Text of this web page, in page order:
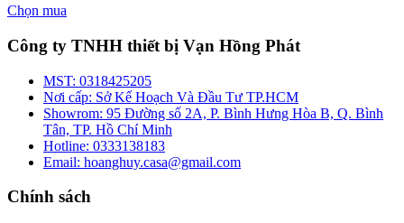
Chọn mua
Công ty TNHH thiết bị Vạn Hồng Phát
MST: 0318425205
Nơi cấp: Sở Kế Hoạch Và Đầu Tư TP.HCM
Showrom: 95 Đường số 2A, P. Bình Hưng Hòa B, Q. Bình
Tân, TP. Hồ Chí Minh
Hotline: 0333138183
Email: hoanghuy.casa@gmail.com
Chính sách